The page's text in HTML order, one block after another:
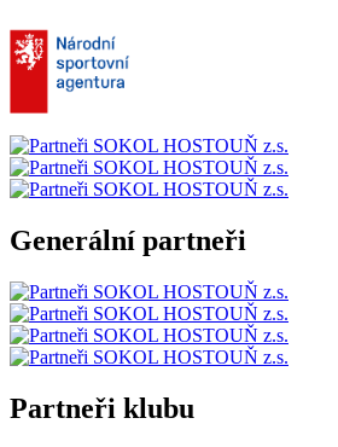
Generální partneři
Partneři klubu